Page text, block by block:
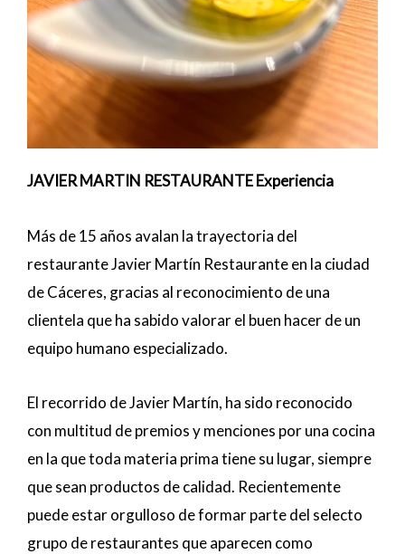
JAVIER MARTIN RESTAURANTE Experiencia
Más de 15 años avalan la trayectoria del
restaurante Javier Martín Restaurante en la ciudad
de Cáceres, gracias al reconocimiento de una
clientela que ha sabido valorar el buen hacer de un
equipo humano especializado.
El recorrido de Javier Martín, ha sido reconocido
con multitud de premios y menciones por una cocina
en la que toda materia prima tiene su lugar, siempre
que sean productos de calidad. Recientemente
puede estar orgulloso de formar parte del selecto
grupo de restaurantes que aparecen como